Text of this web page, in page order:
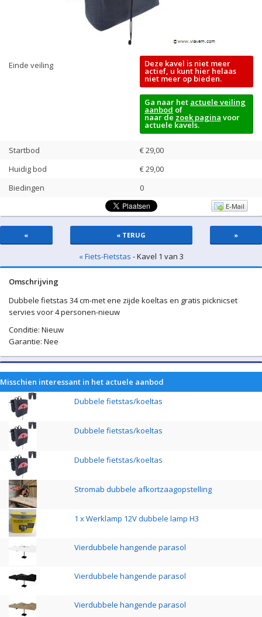
Einde veiling Deze kavel is niet meer
actief, u kunt hier helaas
niet meer op bieden.
Ga naar het actuele veiling
aanbod of
naar de zoek pagina voor
actuele kavels.
Startbod
€ 29,00
Huidig bod
€29,00
Biedingen
0
E-Mail
« « TERUG »
« Fiets-Fietstas - Kavel 1 van 3
Omschrijving
Dubbele fietstas 34 cm-met ene zijde koeltas en gratis picknicset
servies voor 4 personen-nieuw
Conditie: Nieuw
Garantie: Nee
Misschien interessant in het actuele aanbod
Dubbele fietstas/koeltas
Dubbele fietstas/koeltas
Dubbele fietstas/koeltas
Stromab dubbele afkortzaagopstelling
1 x Werklamp 12V dubbele lamp H3
Vierdubbele hangende parasol
Vierdubbele hangende parasol
Vierdubbele hangende parasol